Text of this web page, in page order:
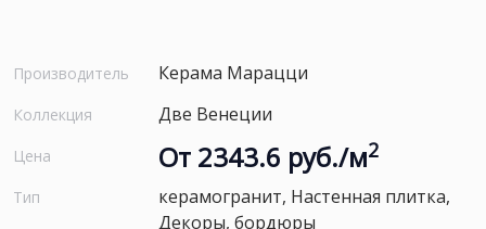
Производитель Керама Марацци
Коллекция Две Венеции
Цена От 2343.6 руб./м2
Тип
керамогранит, Настенная плитка,
Декоры, бордюры